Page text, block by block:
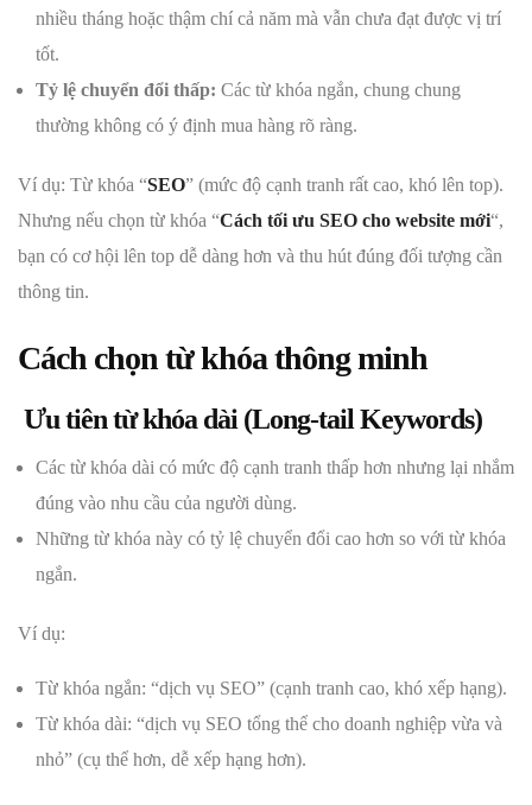
nhiều tháng hoặc thậm chí cả năm mà vẫn chưa đạt được vị trí
tốt.
Tỷ lệ chuyển đổi thấp: Các từ khóa ngắn, chung chung
thường không có ý định mua hàng rõ ràng.
Ví dụ: Từ khóa “SEO” (mức độ cạnh tranh rất cao, khó lên top).
Nhưng nếu chọn từ khóa “Cách tối ưu SEO cho website mới“,
bạn có cơ hội lên top dễ dàng hơn và thu hút đúng đối tượng cần
thông tin.
Cách chọn từ khóa thông minh
Ưu tiên từ khóa dài (Long-tail Keywords)
Các từ khóa dài có mức độ cạnh tranh thấp hơn nhưng lại nhắm
đúng vào nhu cầu của người dùng.
Những từ khóa này có tỷ lệ chuyển đổi cao hơn so với từ khóa
ngắn.
Ví dụ:
Từ khóa ngắn: “dịch vụ SEO” (cạnh tranh cao, khó xếp hạng).
Từ khóa dài: “dịch vụ SEO tổng thể cho doanh nghiệp vừa và
nhỏ” (cụ thể hơn, dễ xếp hạng hơn).